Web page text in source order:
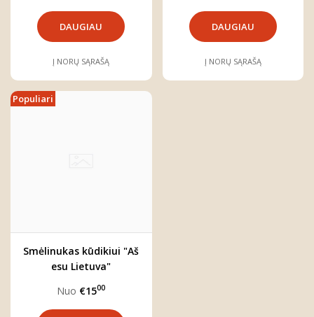
DAUGIAU
Į NORŲ SĄRAŠĄ
DAUGIAU
Į NORŲ SĄRAŠĄ
Populiari
Smėlinukas kūdikiui "Aš
esu Lietuva"
Nuo €1500